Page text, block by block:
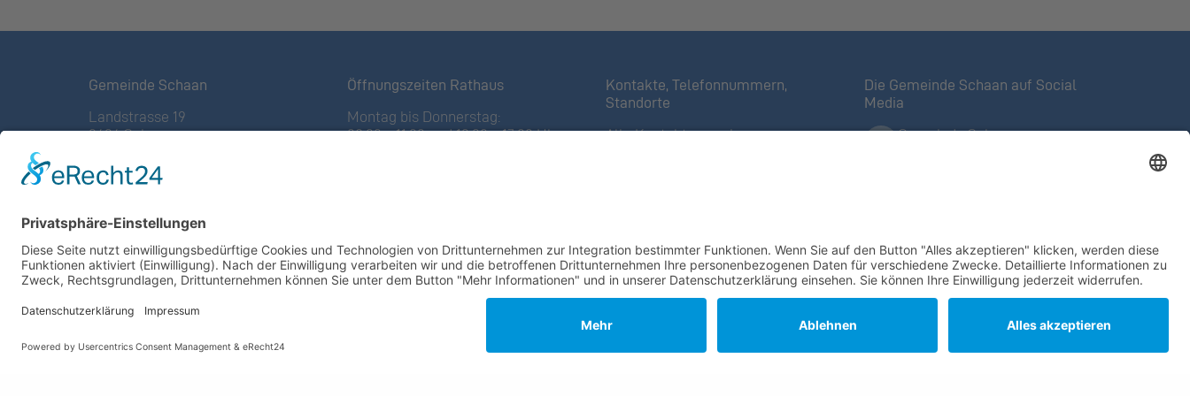
Gemeinde Schaan
Landstrasse 19
9494 Schaan
Tel +423 / 237 72 00
Email schreiben
Impressum
Datenschutzerklärung
Nutzungsbedingungen Chatbot
Barrierefreiheit
Öffnungszeiten Rathaus
Montag bis Donnerstag:
08:00 – 11:30 und 13:30 – 17:00 Uhr
Altstoffsammelstelle
Deponie Ställa/Forst
Kontakte, Telefonnummern,
Standorte
Alle Kontakte anzeigen
Gemeindebauverwaltung
Die Gemeinde Schaan auf Social
Media
Gemeinde Schaan
@meinschaan
auf Instagram